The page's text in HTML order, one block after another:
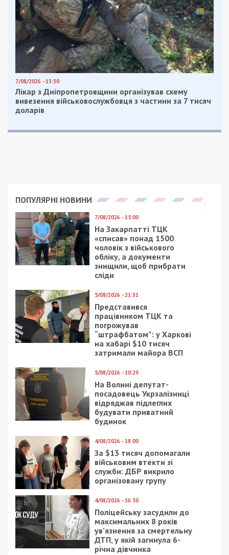
7/08/2026 - 13:30
Лікар з Дніпропетровщини організував схему
вивезення військовослужбовця з частини за 7 тисяч
доларів
ПОПУЛЯРНІ НОВИНИ
7/08/2026 - 15:00
На Закарпатті ТЦК
«списав» понад 1500
чоловік з військового
обліку, а документи
знищили, щоб прибрати
сліди
5/08/2026 - 21:31
Представився
працівником ТЦК та
погрожував
“штрафбатом”: у Харкові
на хабарі $10 тисяч
затримали майора ВСП
5/08/2026 - 10:29
На Волині депутат-
посадовець Укрзалізниці
відряджав підлеглих
будувати приватний
будинок
4/08/2026 - 18:00
За $13 тисяч допомагали
військовим втекти зі
служби: ДБР викрило
організовану групу
4/08/2026 - 16:30
Поліцейську засудили до
максимальних 8 років
ув’язнення за смертельну
ДТП, у якій загинула 6-
річна дівчинка